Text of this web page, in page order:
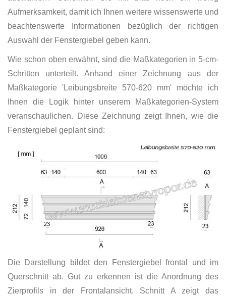
Aufmerksamkeit, damit ich Ihnen weitere wissenswerte und
beachtenswerte Informationen bezüglich der richtigen
Auswahl der Fenstergiebel geben kann.
Wie schon oben erwähnt, sind die Maßkategorien in 5-cm-
Schritten unterteilt. Anhand einer Zeichnung aus der
Maßkategorie 'Leibungsbreite 570-620 mm' möchte ich
Ihnen die Logik hinter unserem Maßkategorien-System
veranschaulichen. Diese Zeichnung zeigt Ihnen, wie die
Fenstergiebel geplant sind:
Die Darstellung bildet den Fenstergiebel frontal und im
Querschnitt ab. Gut zu erkennen ist die Anordnung des
Zierprofils in der Frontalansicht. Schnitt A zeigt das